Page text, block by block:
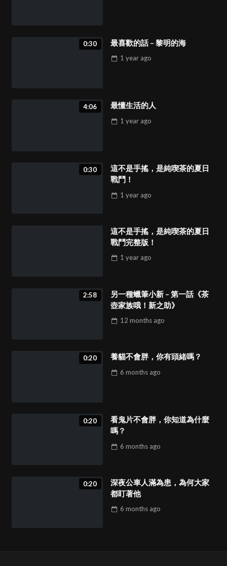
0:30 最喜歡的話 – 黎明的海
1 year ago
4:06 最懂生活的人
1 year ago
0:30
這不是手搖，是純喫茶的夏日
戰鬥！
1 year ago
這不是手搖，是純喫茶的夏日
戰鬥完整版！
1 year ago
2:58
另一種蠟筆小新 – 第一話《茶
壺家族哦！新之助》
12 months ago
0:20 養貓不會胖，你有頭緒嗎？
6 months ago
0:20
看鬼片不會胖，你知道為什麼
嗎？
6 months ago
0:20
深夜公車人滿為患，為何大家
都盯著他
6 months ago